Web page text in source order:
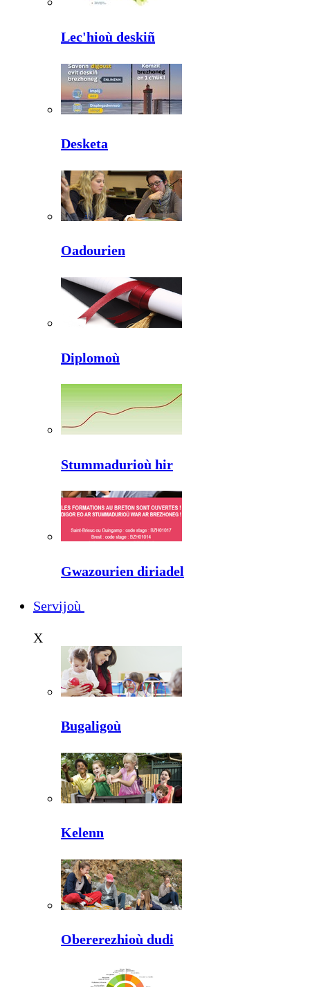
Lec'hioù deskiñ
Desketa
Oadourien
Diplomoù
Stummadurioù hir
Gwazourien diriadel
Servijoù
X
Bugaligoù
Kelenn
Obererezhioù dudi